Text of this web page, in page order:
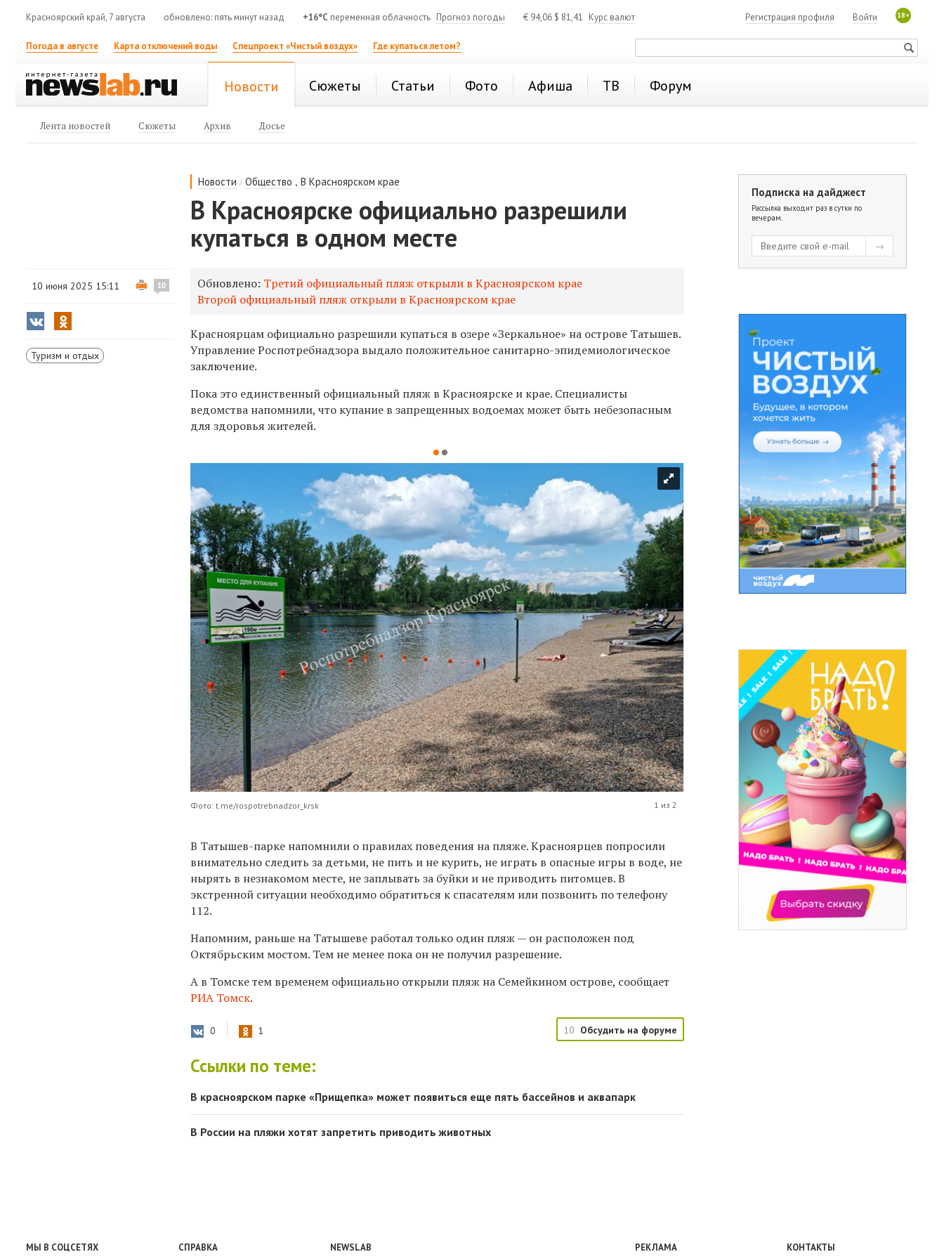
Красноярский край, 7 августа обновлено: пять минут назад +16°C переменная облачность Прогноз погоды € 94,06 $ 81,41 Курс валют 18+
Войти
Регистрация профиля
Погода в августе Карта отключений воды Спецпроект «Чистый воздух» Где купаться летом?
Новости Сюжеты Статьи Фото Афиша ТВ Форум
Лента новостей Сюжеты Архив Досье
Новости /Общество ,В Красноярском крае
В Красноярске официально разрешили
купаться в одном месте
10 июня 2025 15:11 10
Туризм и отдых
Обновлено: Третий официальный пляж открыли в Красноярском крае
Второй официальный пляж открыли в Красноярском крае
Красноярцам официально разрешили купаться в озере «Зеркальное» на острове Татышев.
Управление Роспотребнадзора выдало положительное санитарно-эпидемиологическое
заключение.
Пока это единственный официальный пляж в Красноярске и крае. Специалисты
ведомства напомнили, что купание в запрещенных водоемах может быть небезопасным
для здоровья жителей.
Фото: t.me/rospotrebnadzor_krsk 1 из 2
В Татышев-парке напомнили о правилах поведения на пляже. Красноярцев попросили
внимательно следить за детьми, не пить и не курить, не играть в опасные игры в воде, не
нырять в незнакомом месте, не заплывать за буйки и не приводить питомцев. В
экстренной ситуации необходимо обратиться к спасателям или позвонить по телефону
112.
Напомним, раньше на Татышеве работал только один пляж — он расположен под
Октябрьским мостом. Тем не менее пока он не получил разрешение.
А в Томске тем временем официально открыли пляж на Семейкином острове, сообщает
РИА Томск.
0 1 10 Обсудить на форуме
Ссылки по теме:
В красноярском парке «Прищепка» может появиться еще пять бассейнов и аквапарк
В России на пляжи хотят запретить приводить животных
Подписка на дайджест
Рассылка выходит раз в сутки по
вечерам.
МЫ В СОЦСЕТЯХ СПРАВКА NEWSLAB РЕКЛАМА КОНТАКТЫ